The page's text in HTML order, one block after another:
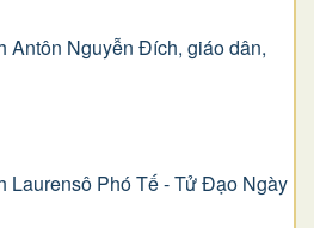
Antôn Nguyễn Ðích, giáo dân,
Laurensô Phó Tế - Tử Đạo Ngày